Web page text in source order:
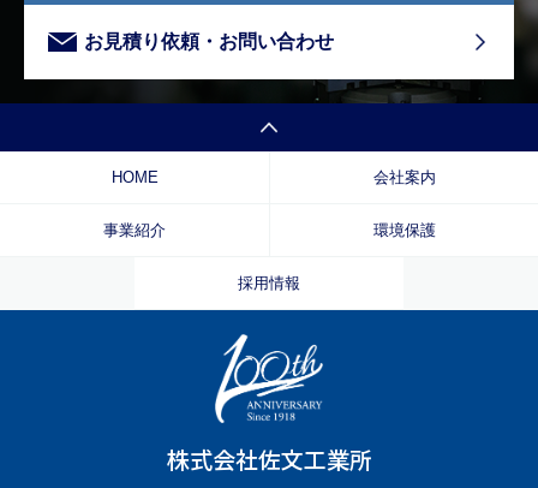
お見積り依頼・お問い合わせ
HOME 会社案内
事業紹介 環境保護
採用情報
株式会社佐文工業所